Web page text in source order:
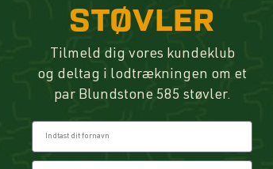
Fjällräven Karl Pro Hydratik
Trousers Dark Olive
1.079,40 DKK
STØVLER
Tilmeld dig vores kundeklub
og deltag i lodtrækningen om et
par Blundstone 585 støvler.
Fornavn